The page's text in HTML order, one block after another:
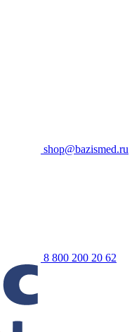
shop@bazismed.ru
8 800 200 20 62